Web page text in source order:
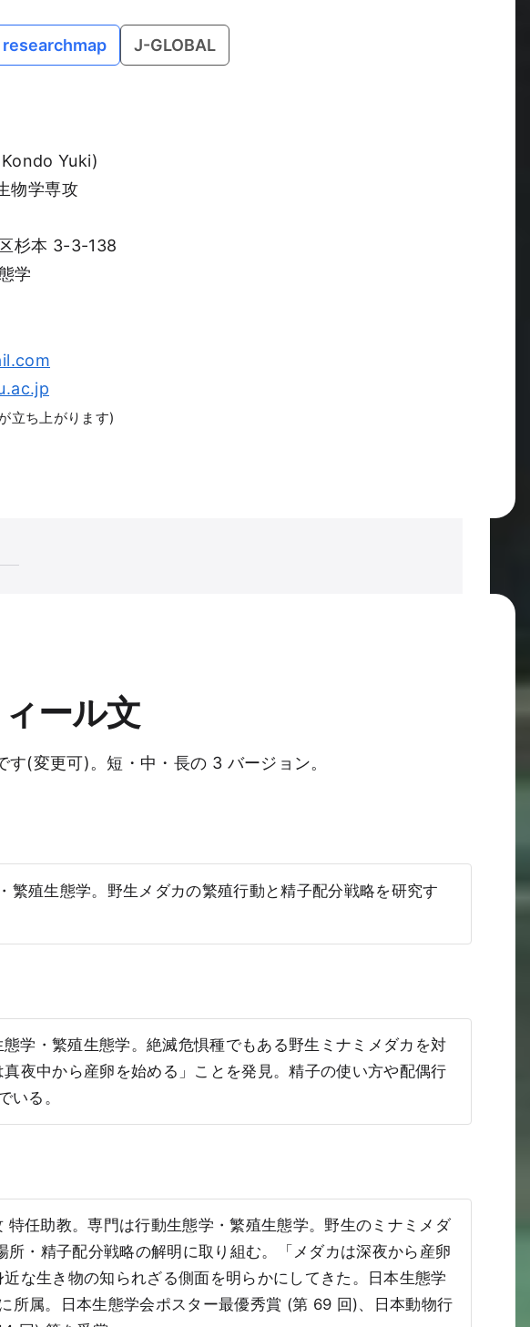
researchmap J-GLOBAL
Yuki)
物学専攻
杉本 3-3-138
学
立ち上がります)
ール文
(変更可)。短・中・長の 3 バージョン。
殖生態学。野生メダカの繁殖行動と精子配分戦略を研究す
学・繁殖生態学。絶滅危惧種でもある野生ミナミメダカを対
夜中から産卵を始める」ことを発見。精子の使い方や配偶行
いる。
任助教。専門は行動生態学・繁殖生態学。野生のミナミメダ
・精子配分戦略の解明に取り組む。「メダカは深夜から産卵
な生き物の知られざる側面を明らかにしてきた。日本生態学
属。日本生態学会ポスター最優秀賞 (第 69 回)、日本動物行